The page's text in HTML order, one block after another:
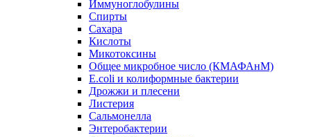
Иммуноглобулины
Спирты
Сахара
Кислоты
Микотоксины
Общее микробное число (КМАФАнМ)
E.coli и колиформные бактерии
Дрожжи и плесени
Листерия
Сальмонелла
Энтеробактерии